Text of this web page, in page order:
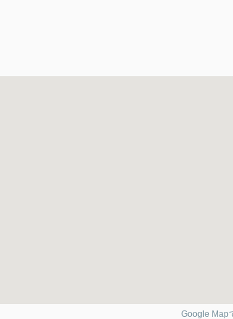
Google Map